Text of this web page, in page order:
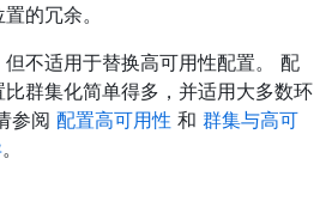
的冗余。
不适用于替换高可用性配置。 配
群集化简单得多，并适用大多数环
参阅 配置高可用性 和 群集与高可
。